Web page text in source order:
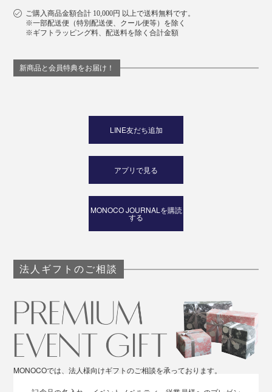
ご購入商品金額合計 10,000円 以上で送料無料です。
※一部配送便（特別配送便、クール便等）を除く
※ギフトラッピング料、配送料を除く合計金額
新商品と会員特典をお届け！
LINE友だち追加
アプリで見る
MONOCO JOURNALを購読
する
法人ギフトのご相談
MONOCOでは、法人様向けギフトのご相談を承っております。